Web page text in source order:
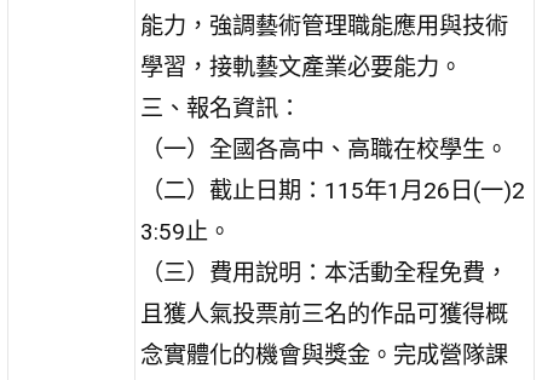
能力，強調藝術管理職能應用與技術
學習，接軌藝文產業必要能力。
三、報名資訊：
（一）全國各高中、高職在校學生。
（二）截止日期：115年1月26日(一)2
3:59止。
（三）費用說明：本活動全程免費，
且獲人氣投票前三名的作品可獲得概
念實體化的機會與獎金。完成營隊課